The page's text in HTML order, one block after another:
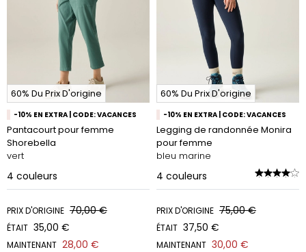
60% Du Prix D'origine
-10% EN EXTRA | CODE: VACANCES
Pantacourt pour femme
Shorebella
vert
4 couleurs
PRIX D'ORIGINE 70,00 €
ÉTAIT 35,00 €
MAINTENANT 28,00 €
60% Du Prix D'origine
-10% EN EXTRA | CODE: VACANCES
Legging de randonnée Monira
pour femme
bleu marine
4 couleurs
PRIX D'ORIGINE 75,00 €
ÉTAIT 37,50 €
MAINTENANT 30,00 €